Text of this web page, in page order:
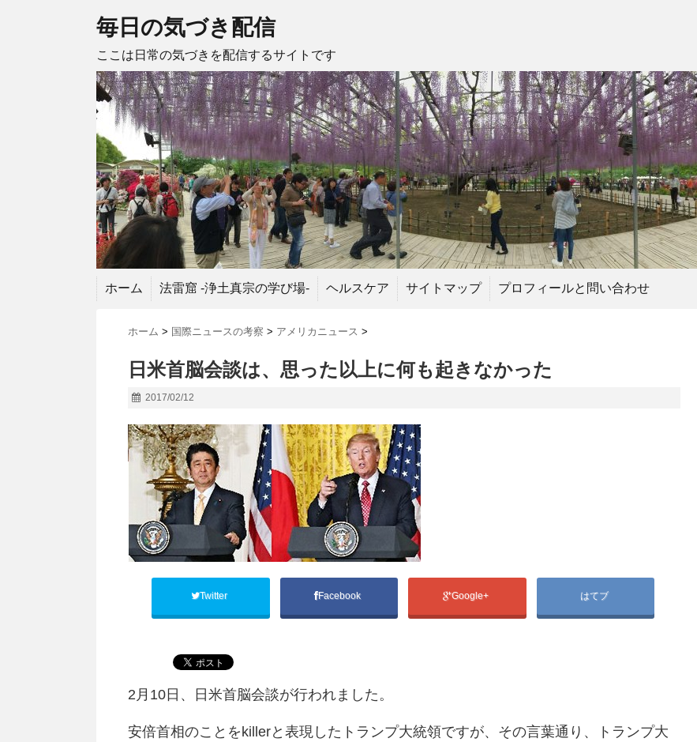
毎日の気づき配信
ここは日常の気づきを配信するサイトです
ホーム 法雷窟 -浄土真宗の学び場- ヘルスケア サイトマップ プロフィールと問い合わせ
ホーム > 国際ニュースの考察 > アメリカニュース >
日米首脳会談は、思った以上に何も起きなかった
2017/02/12
Twitter Facebook Google+ はてブ
2月10日、日米首脳会談が行われました。
安倍首相のことをkillerと表現したトランプ大統領ですが、その言葉通り、トランプ大